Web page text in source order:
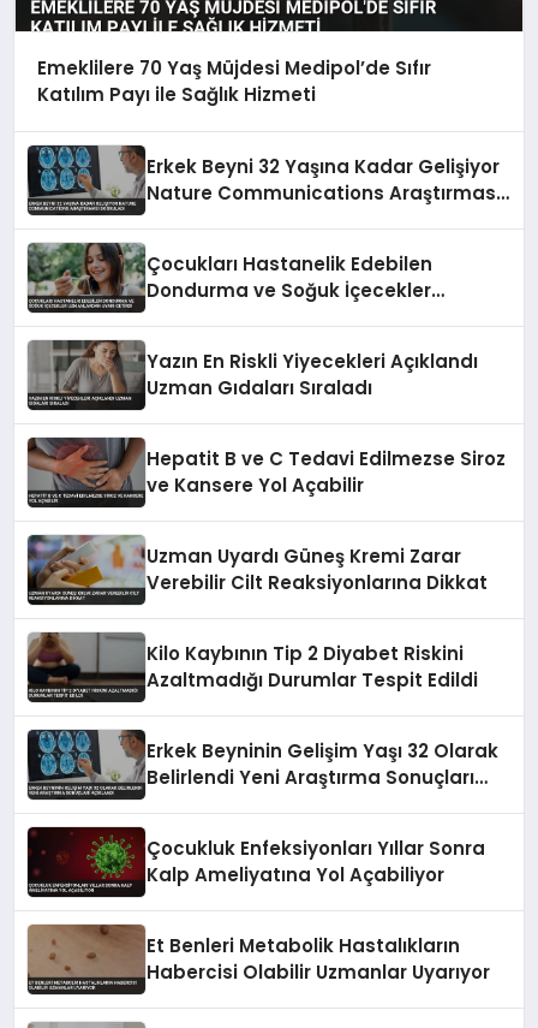
Emeklilere 70 Yaş Müjdesi Medipol’de Sıfır
Katılım Payı ile Sağlık Hizmeti
Erkek Beyni 32 Yaşına Kadar Gelişiyor
Nature Communications Araştırması
Çocukları Hastanelik Edebilen
Dondurma ve Soğuk İçecekler
Yazın En Riskli Yiyecekleri Açıklandı
Uzman Gıdaları Sıraladı
Hepatit B ve C Tedavi Edilmezse Siroz
ve Kansere Yol Açabilir
Uzman Uyardı Güneş Kremi Zarar
Verebilir Cilt Reaksiyonlarına Dikkat
Kilo Kaybının Tip 2 Diyabet Riskini
Azaltmadığı Durumlar Tespit Edildi
Erkek Beyninin Gelişim Yaşı 32 Olarak
Belirlendi Yeni Araştırma Sonuçları
Çocukluk Enfeksiyonları Yıllar Sonra
Kalp Ameliyatına Yol Açabiliyor
Et Benleri Metabolik Hastalıkların
Habercisi Olabilir Uzmanlar Uyarıyor